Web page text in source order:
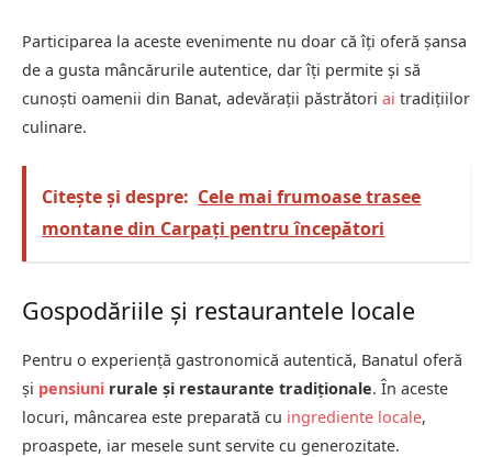
Participarea la aceste evenimente nu doar că îți oferă șansa
de a gusta mâncărurile autentice, dar îți permite și să
cunoști oamenii din Banat, adevărații păstrători ai tradițiilor
culinare.
Citește și despre: Cele mai frumoase trasee
montane din Carpați pentru începători
Gospodăriile și restaurantele locale
Pentru o experiență gastronomică autentică, Banatul oferă
și pensiuni rurale și restaurante tradiționale. În aceste
locuri, mâncarea este preparată cu ingrediente locale,
proaspete, iar mesele sunt servite cu generozitate.